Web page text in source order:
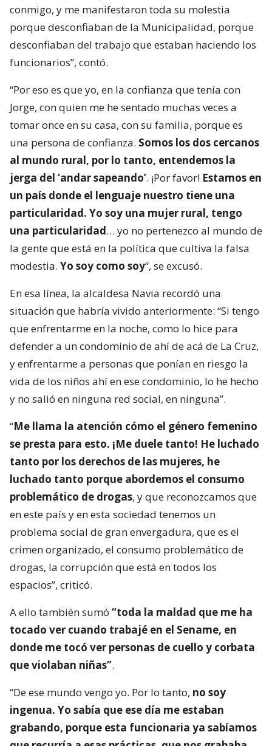
conmigo, y me manifestaron toda su molestia
porque desconfiaban de la Municipalidad, porque
desconfiaban del trabajo que estaban haciendo los
funcionarios”, contó.
“Por eso es que yo, en la confianza que tenía con
Jorge, con quien me he sentado muchas veces a
tomar once en su casa, con su familia, porque es
una persona de confianza. Somos los dos cercanos
al mundo rural, por lo tanto, entendemos la
jerga del ‘andar sapeando’. ¡Por favor! Estamos en
un país donde el lenguaje nuestro tiene una
particularidad. Yo soy una mujer rural, tengo
una particularidad… yo no pertenezco al mundo de
la gente que está en la política que cultiva la falsa
modestia. Yo soy como soy“, se excusó.
En esa línea, la alcaldesa Navia recordó una
situación que habría vivido anteriormente: “Si tengo
que enfrentarme en la noche, como lo hice para
defender a un condominio de ahí de acá de La Cruz,
y enfrentarme a personas que ponían en riesgo la
vida de los niños ahí en ese condominio, lo he hecho
y no salió en ninguna red social, en ninguna”.
“Me llama la atención cómo el género femenino
se presta para esto. ¡Me duele tanto! He luchado
tanto por los derechos de las mujeres, he
luchado tanto porque abordemos el consumo
problemático de drogas, y que reconozcamos que
en este país y en esta sociedad tenemos un
problema social de gran envergadura, que es el
crimen organizado, el consumo problemático de
drogas, la corrupción que está en todos los
espacios”, criticó.
A ello también sumó “toda la maldad que me ha
tocado ver cuando trabajé en el Sename, en
donde me tocó ver personas de cuello y corbata
que violaban niñas”.
“De ese mundo vengo yo. Por lo tanto, no soy
ingenua. Yo sabía que ese día me estaban
grabando, porque esta funcionaria ya sabíamos